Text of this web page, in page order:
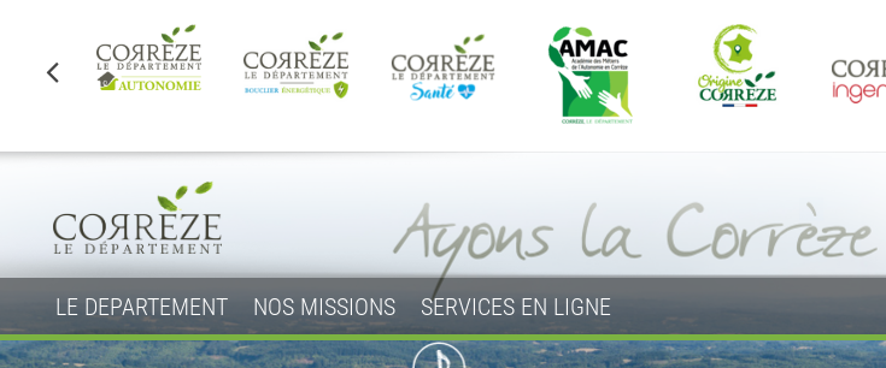
LE DEPARTEMENT NOS MISSIONS SERVICES EN LIGNE